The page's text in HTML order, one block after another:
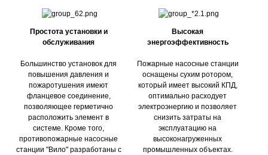
Простота установки и
обслуживания
Большинство установок для
повышения давления и
пожаротушения имеют
фланцевое соединение,
позволяющее герметично
расположить элемент в
системе. Кроме того,
противопожарные насосные
станции "Вило" разработаны с
Высокая
энергоэффективность
Пожарные насосные станции
оснащены сухим ротором,
который имеет высокий КПД,
оптимально расходует
электроэнергию и позволяет
снизить затраты на
эксплуатацию на
высоконагруженных
промышленных объектах.